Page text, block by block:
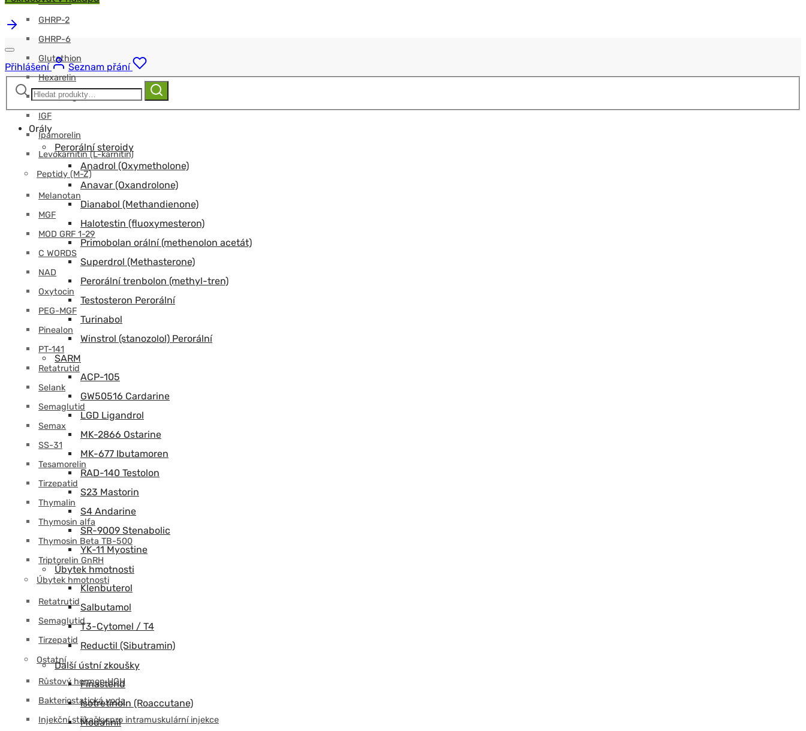
GHRP-2
GHRP-6
Glutathion
Hexarelin
HGH-fragment
IGF
Ipamorelin
Levokarnitin (L-karnitin)
Peptidy (M-Z)
Melanotan
MGF
MOD GRF 1-29
C WORDS
NAD
Oxytocin
PEG-MGF
Pinealon
PT-141
Retatrutid
Selank
Semaglutid
Semax
SS-31
Tesamorelin
Tirzepatid
Thymalin
Thymosin alfa
Thymosin Beta TB-500
Triptorelin GnRH
Úbytek hmotnosti
Retatrutid
Semaglutid
Tirzepatid
Ostatní
Růstový hormon HGH
Bakteriostatická voda
Injekční stříkačky pro intramuskulární injekce
Přihlášení
Seznam přání
Hledat:
Hledat
Orály
Perorální steroidy
Anadrol (Oxymetholone)
Anavar (Oxandrolone)
Dianabol (Methandienone)
Halotestin (fluoxymesteron)
Primobolan orální (methenolon acetát)
Superdrol (Methasterone)
Perorální trenbolon (methyl-tren)
Testosteron Perorální
Turinabol
Winstrol (stanozolol) Perorální
SARM
ACP-105
GW50516 Cardarine
LGD Ligandrol
MK-2866 Ostarine
MK-677 Ibutamoren
RAD-140 Testolon
S23 Mastorin
S4 Andarine
SR-9009 Stenabolic
YK-11 Myostine
Úbytek hmotnosti
Klenbuterol
Salbutamol
T3-Cytomel / T4
Reductil (Sibutramin)
Další ústní zkoušky
Finasterid
Isotretinoin (Roaccutane)
Modafinil